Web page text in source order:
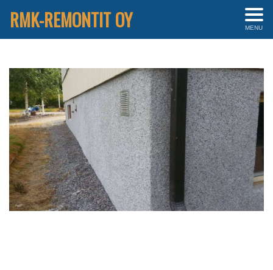
RMK-REMONTIT OY MENU